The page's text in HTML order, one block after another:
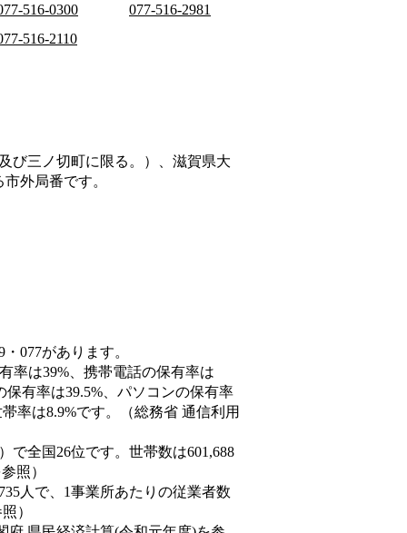
516-0300
077-516-2981
516-2110
び三ノ切町に限る。）、滋賀県大
外局番です。
077があります。
率は39%、携帯電話の保有率は
保有率は39.5%、パソコンの保有率
率は8.9%です。（総務省 通信利用
で全国26位です。世帯数は601,688
照）
人で、1事業所あたりの従業者数
）